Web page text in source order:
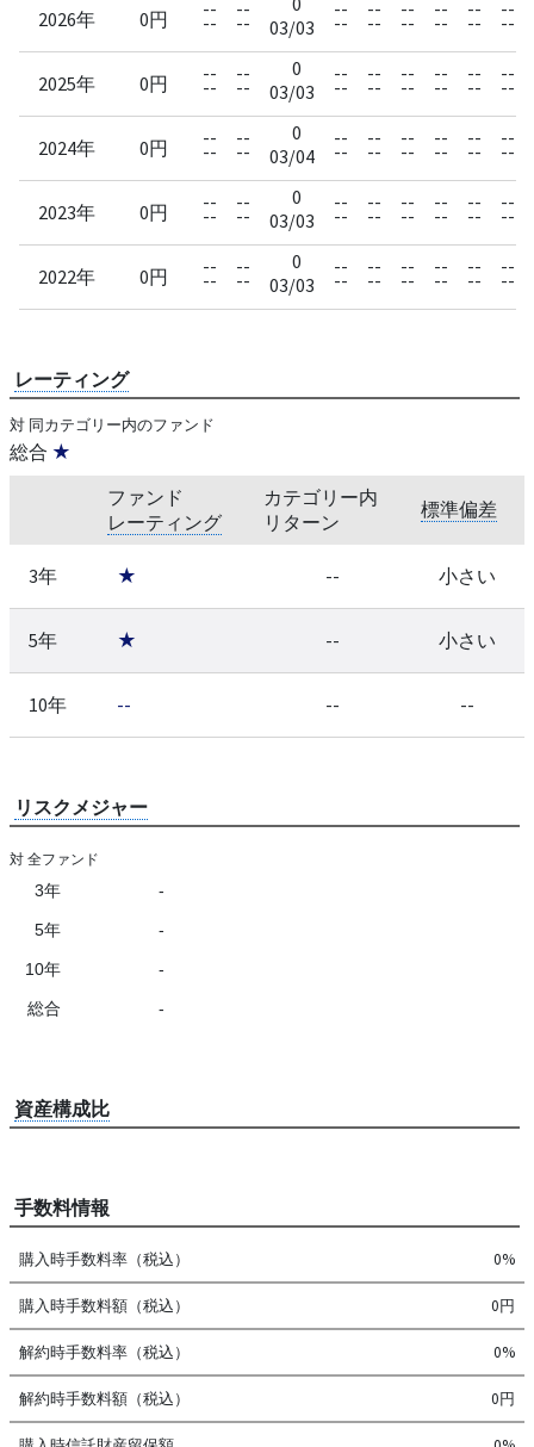
2026年 0円 --
--
--
--
03/03
--
--
--
--
--
--
--
--
--
--
--
--
2025年 0円 --
--
--
--
0
03/03
--
--
--
--
--
--
--
--
--
--
--
--
2024年 0円 --
--
--
--
0
03/04
--
--
--
--
--
--
--
--
--
--
--
--
2023年 0円 --
--
--
--
0
03/03
--
--
--
--
--
--
--
--
--
--
--
--
2022年 0円 --
--
--
--
0
03/03
--
--
--
--
--
--
--
--
--
--
--
--
レーティング
対 同カテゴリー内のファンド
総合 ★
ファンド
レーティング
カテゴリー内
リターン
標準偏差
3年 ★ -- 小さい
5年 ★ -- 小さい
10年 -- -- --
リスクメジャー
対 全ファンド
3年 -
5年 -
10年 -
総合 -
資産構成比
手数料情報
購入時手数料率（税込） 0%
購入時手数料額（税込） 0円
解約時手数料率（税込） 0%
解約時手数料額（税込） 0円